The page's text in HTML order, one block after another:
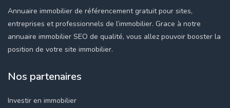
Annuaire immobilier de référencement gratuit pour sites,
entreprises et professionnels de l’immobilier. Grace à notre
annuaire immobilier SEO de qualité, vous allez pouvoir booster la
position de votre site immobilier.
Nos partenaires
Investir en immobilier